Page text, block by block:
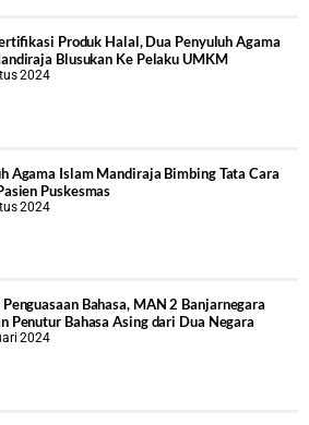
Produk Halal, Dua Penyuluh Agama
Blusukan Ke Pelaku UMKM
2024
Agama Islam Mandiraja Bimbing Tata Cara
Puskesmas
2024
Bahasa, MAN 2 Banjarnegara
Penutur Bahasa Asing dari Dua Negara
2024